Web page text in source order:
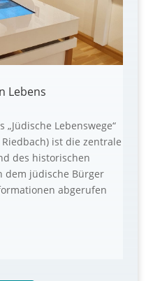
Lebens
Lebenswege“
ist die zentrale
des historischen
dem jüdische Bürger
abgerufen